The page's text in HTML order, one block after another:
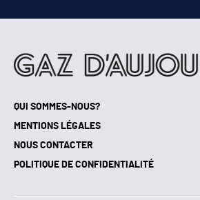
QUI SOMMES-NOUS?
MENTIONS LÉGALES
NOUS CONTACTER
POLITIQUE DE CONFIDENTIALITÉ